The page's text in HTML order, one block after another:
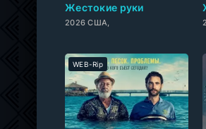
Жестокие руки
2026 США,
WEB-Rip